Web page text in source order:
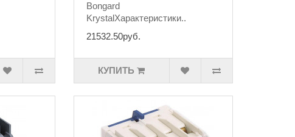
Bongard
KrystalХарактеристики..
21532.50руб.
КУПИТЬ